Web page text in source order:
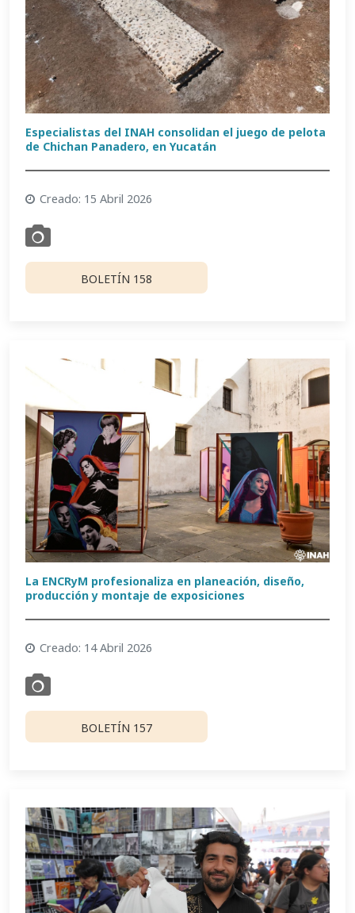
Especialistas del INAH consolidan el juego de pelota
de Chichan Panadero, en Yucatán
Creado: 15 Abril 2026
BOLETÍN 158
La ENCRyM profesionaliza en planeación, diseño,
producción y montaje de exposiciones
Creado: 14 Abril 2026
BOLETÍN 157